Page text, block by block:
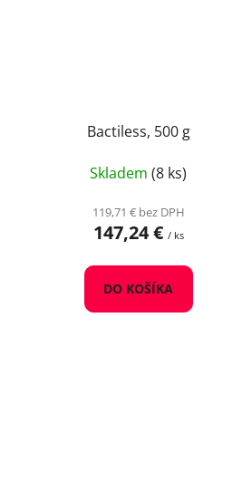
Bactiless, 500 g
Skladem (8 ks)
119,71 € bez DPH
147,24 € / ks
DO KOŠÍKA